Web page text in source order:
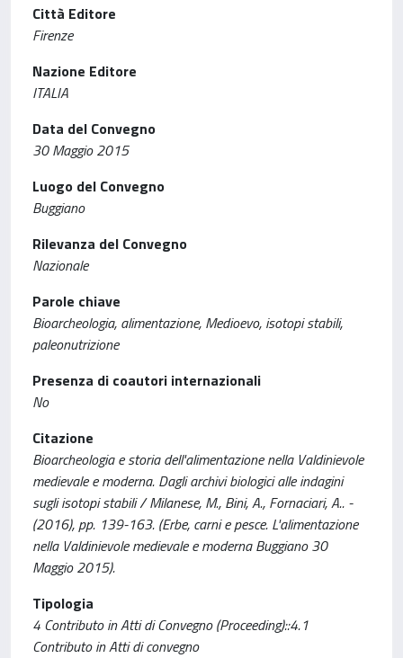
Città Editore
Firenze
Nazione Editore
ITALIA
Data del Convegno
30 Maggio 2015
Luogo del Convegno
Buggiano
Rilevanza del Convegno
Nazionale
Parole chiave
Bioarcheologia, alimentazione, Medioevo, isotopi stabili,
paleonutrizione
Presenza di coautori internazionali
No
Citazione
Bioarcheologia e storia dell'alimentazione nella Valdinievole
medievale e moderna. Dagli archivi biologici alle indagini
sugli isotopi stabili / Milanese, M., Bini, A., Fornaciari, A.. -
(2016), pp. 139-163. (Erbe, carni e pesce. L'alimentazione
nella Valdinievole medievale e moderna Buggiano 30
Maggio 2015).
Tipologia
4 Contributo in Atti di Convegno (Proceeding)::4.1
Contributo in Atti di convegno